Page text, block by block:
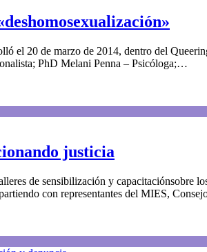
el 20 de marzo de 2014, dentro del
PhD Melani Penna – Psicóloga;…
justicia
de sensibilización y capacitaciónsobre
con representantes del MIES,